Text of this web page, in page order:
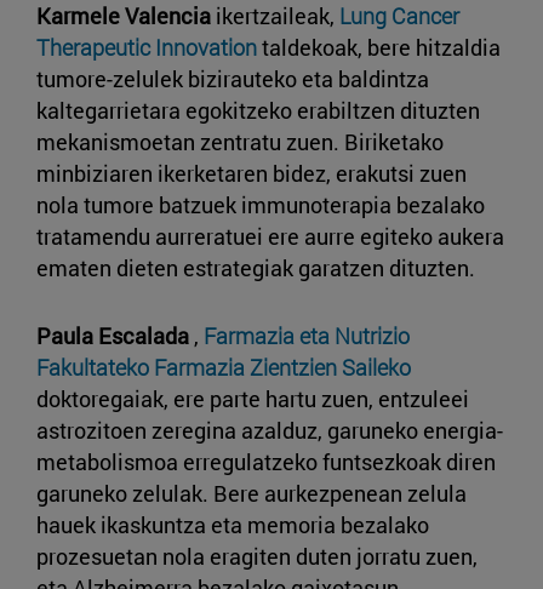
Karmele Valencia ikertzaileak, Lung Cancer
Therapeutic Innovationtaldekoak, bere hitzaldia
tumore-zelulek bizirauteko eta baldintza
kaltegarrietara egokitzeko erabiltzen dituzten
mekanismoetan zentratu zuen. Biriketako
minbiziaren ikerketaren bidez, erakutsi zuen
nola tumore batzuek immunoterapia bezalako
tratamendu aurreratuei ere aurre egiteko aukera
ematen dieten estrategiak garatzen dituzten.
Paula Escalada , Farmazia eta Nutrizio
Fakultateko Farmazia Zientzien Saileko
doktoregaiak, ere parte hartu zuen, entzuleei
astrozitoen zeregina azalduz, garuneko energia-
metabolismoa erregulatzeko funtsezkoak diren
garuneko zelulak. Bere aurkezpenean zelula
hauek ikaskuntza eta memoria bezalako
prozesuetan nola eragiten duten jorratu zuen,